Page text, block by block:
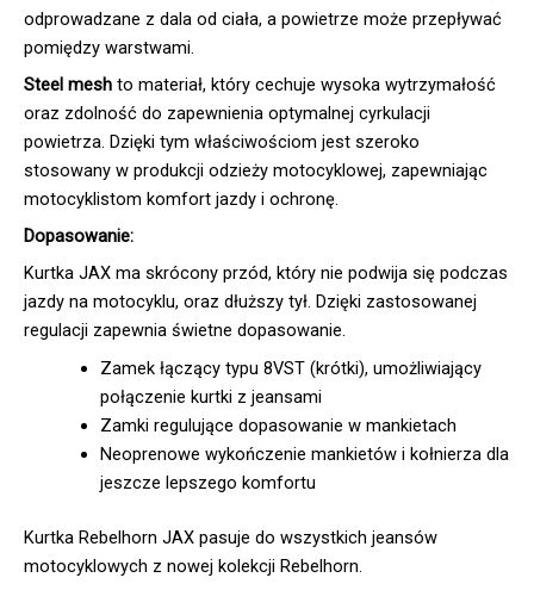
odprowadzane z dala od ciała, a powietrze może przepływać
pomiędzy warstwami.
Steel mesh to materiał, który cechuje wysoka wytrzymałość
oraz zdolność do zapewnienia optymalnej cyrkulacji
powietrza. Dzięki tym właściwościom jest szeroko
stosowany w produkcji odzieży motocyklowej, zapewniając
motocyklistom komfort jazdy i ochronę.
Dopasowanie:
Kurtka JAX ma skrócony przód, który nie podwija się podczas
jazdy na motocyklu, oraz dłuższy tył. Dzięki zastosowanej
regulacji zapewnia świetne dopasowanie.
Zamek łączący typu 8VST (krótki), umożliwiający
połączenie kurtki z jeansami
Zamki regulujące dopasowanie w mankietach
Neoprenowe wykończenie mankietów i kołnierza dla
jeszcze lepszego komfortu
Kurtka Rebelhorn JAX pasuje do wszystkich jeansów
motocyklowych z nowej kolekcji Rebelhorn.